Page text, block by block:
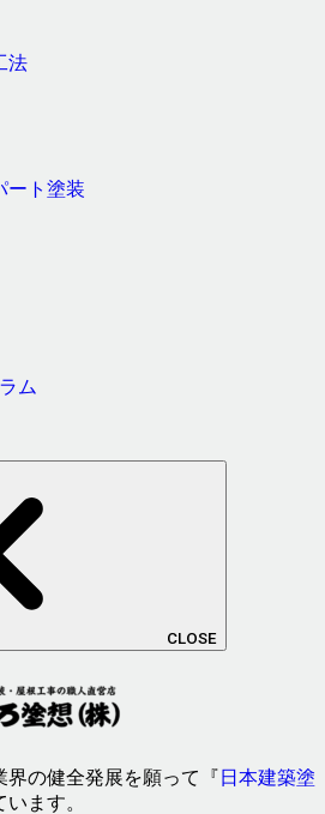
法
ート塗装
ム
CLOSE
界の健全発展を願って『 日本建築塗
ます。